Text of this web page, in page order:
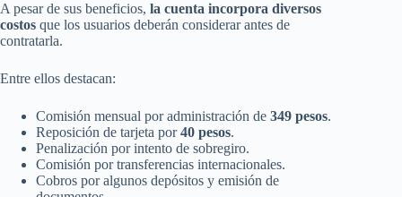
A pesar de sus beneficios, la cuenta incorpora diversos
costos que los usuarios deberán considerar antes de
contratarla.
Entre ellos destacan:
Comisión mensual por administración de 349 pesos.
Reposición de tarjeta por40 pesos.
Penalización por intento de sobregiro.
Comisión por transferencias internacionales.
Cobros por algunos depósitos y emisión de